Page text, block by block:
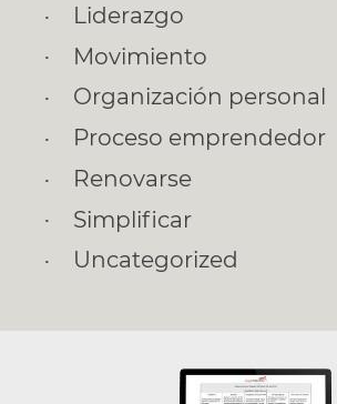
Liderazgo
Movimiento
Organización personal
Proceso emprendedor
Renovarse
Simplificar
Uncategorized